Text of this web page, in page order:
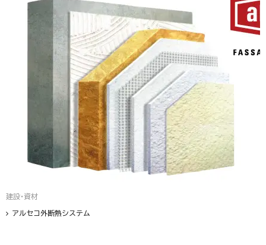
建設・資材
アルセコ外断熱システム